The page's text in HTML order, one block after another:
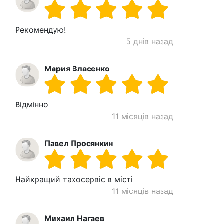
Рекомендую!
5 днів назад
Мария Власенко
Відмінно
11 місяців назад
Павел Просянкин
Найкращий тахосервіс в місті
11 місяців назад
Михаил Нагаев